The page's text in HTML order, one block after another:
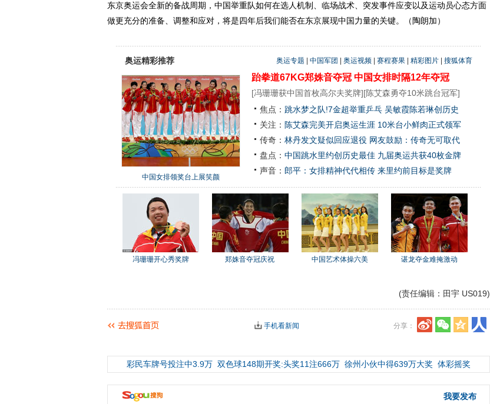
东京奥运会全新的备战周期，中国举重队如何在选人机制、临场战术、突发事件应变以及运动员心态方面
做更充分的准备、调整和应对，将是四年后我们能否在东京展现中国力量的关键。（陶朗加）
奥运精彩推荐 奥运专题 中国军团 奥运视频 赛程赛果 精彩图片 搜狐体育
中国女排领奖台上展笑颜
跆拳道67KG郑姝音夺冠 中国女排时隔12年夺冠
[冯珊珊获中国首枚高尔夫奖牌][陈艾森勇夺10米跳台冠军]
焦点： 跳水梦之队!7金超举重乒乓 吴敏霞陈若琳创历史
关注： 陈艾森完美开启奥运生涯 10米台小鲜肉正式领军
传奇： 林丹发文疑似回应退役 网友鼓励：传奇无可取代
盘点： 中国跳水里约创历史最佳 九届奥运共获40枚金牌
声音： 郎平：女排精神代代相传 来里约前目标是奖牌
冯珊珊开心秀奖牌 郑姝音夺冠庆祝 中国艺术体操六美 谌龙夺金难掩激动
(责任编辑：田宇 US019)
分享：
手机看新闻
彩民车牌号投注中3.9万 双色球148期开奖:头奖11注666万 徐州小伙中得639万大奖 体彩摇奖
我要发布